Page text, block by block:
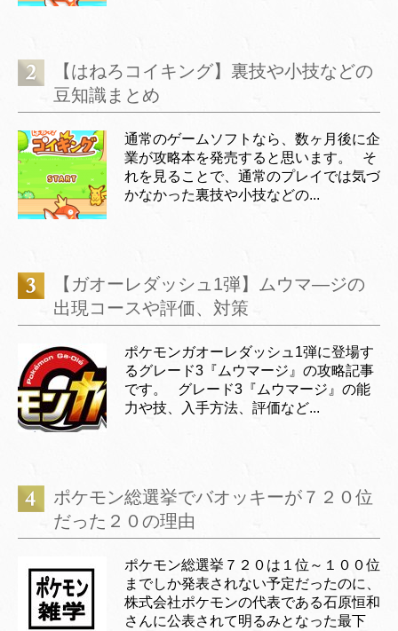
【はねろコイキング】裏技や小技などの
豆知識まとめ
通常のゲームソフトなら、数ヶ月後に企
業が攻略本を発売すると思います。 そ
れを見ることで、通常のプレイでは気づ
かなかった裏技や小技などの...
【ガオーレダッシュ1弾】ムウマ―ジの
出現コースや評価、対策
ポケモンガオーレダッシュ1弾に登場す
るグレード3『ムウマージ』の攻略記事
です。 グレード3『ムウマージ』の能
力や技、入手方法、評価など...
ポケモン総選挙でバオッキーが７２０位
だった２０の理由
ポケモン総選挙７２０は１位～１００位
までしか発表されない予定だったのに、
株式会社ポケモンの代表である石原恒和
さんに公表されて明るみとなった最下